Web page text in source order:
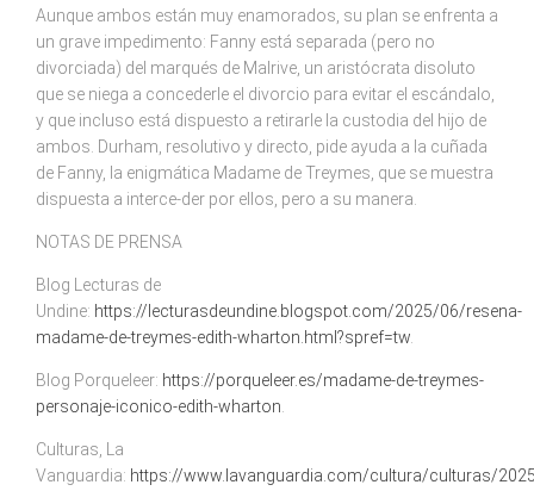
Aunque ambos están muy enamorados, su plan se enfrenta a
un grave impedimento: Fanny está separada (pero no
divorciada) del marqués de Malrive, un aristócrata disoluto
que se niega a concederle el divorcio para evitar el escándalo,
y que incluso está dispuesto a retirarle la custodia del hijo de
ambos. Durham, resolutivo y directo, pide ayuda a la cuñada
de Fanny, la enigmática Madame de Treymes, que se muestra
dispuesta a interce-der por ellos, pero a su manera.
NOTAS DE PRENSA
Blog Lecturas de
Undine: https://lecturasdeundine.blogspot.com/2025/06/resena-
madame-de-treymes-edith-wharton.html?spref=tw
Blog Porqueleer: https://porqueleer.es/madame-de-treymes-
personaje-iconico-edith-wharton
Culturas, La
Vanguardia: https://www.lavanguardia.com/cultura/culturas/